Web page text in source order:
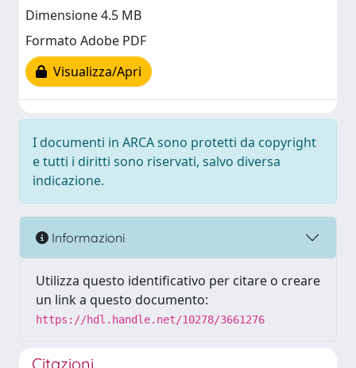
Dimensione 4.5 MB
Formato Adobe PDF
Visualizza/Apri
I documenti in ARCA sono protetti da copyright
e tutti i diritti sono riservati, salvo diversa
indicazione.
Informazioni
Utilizza questo identificativo per citare o creare
un link a questo documento:
https://hdl.handle.net/10278/3661276
Citazioni